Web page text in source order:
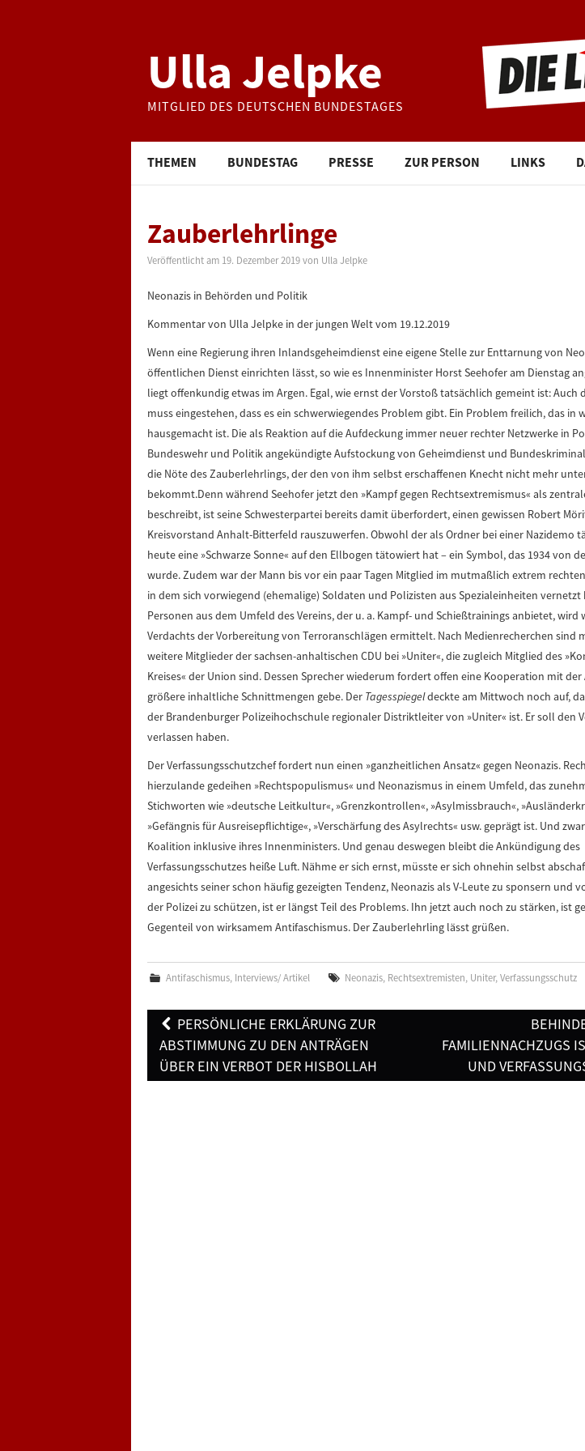
Ulla Jelpke
MITGLIED DES DEUTSCHEN BUNDESTAGES
THEMEN BUNDESTAG PRESSE ZUR PERSON LINKS
Zauberlehrlinge
Veröffentlicht am 19. Dezember 2019 von Ulla Jelpke
Neonazis in Behörden und Politik
Kommentar von Ulla Jelpke in der jungen Welt vom 19.12.2019
Wenn eine Regierung ihren Inlandsgeheimdienst eine eigene Stelle zur Enttarnung von
öffentlichen Dienst einrichten lässt, so wie es Innenminister Horst Seehofer am Dienstag
liegt offenkundig etwas im Argen. Egal, wie ernst der Vorstoß tatsächlich gemeint ist: Auch
muss eingestehen, dass es ein schwerwiegendes Problem gibt. Ein Problem freilich, das in
hausgemacht ist. Die als Reaktion auf die Aufdeckung immer neuer rechter Netzwerke in
Bundeswehr und Politik angekündigte Aufstockung von Geheimdienst und
die Nöte des Zauberlehrlings, der den von ihm selbst erschaffenen Knecht nicht mehr
bekommt.Denn während Seehofer jetzt den »Kampf gegen Rechtsextremismus« als
beschreibt, ist seine Schwesterpartei bereits damit überfordert, einen gewissen Robert
Kreisvorstand Anhalt-Bitterfeld rauszuwerfen. Obwohl der als Ordner bei einer Nazidemo
heute eine »Schwarze Sonne« auf den Ellbogen tätowiert hat – ein Symbol, das 1934 von
wurde. Zudem war der Mann bis vor ein paar Tagen Mitglied im mutmaßlich extrem
in dem sich vorwiegend (ehemalige) Soldaten und Polizisten aus Spezialeinheiten vernetzt
Personen aus dem Umfeld des Vereins, der u. a. Kampf- und Schießtrainings anbietet, wird
Verdachts der Vorbereitung von Terroranschlägen ermittelt. Nach Medienrecherchen sind
weitere Mitglieder der sachsen-anhaltischen CDU bei »Uniter«, die zugleich Mitglied des
Kreises« der Union sind. Dessen Sprecher wiederum fordert offen eine Kooperation mit der
größere inhaltliche Schnittmengen gebe. Der Tagesspiegeldeckte am Mittwoch noch auf,
der Brandenburger Polizeihochschule regionaler Distriktleiter von »Uniter« ist. Er soll den
verlassen haben.
Der Verfassungsschutzchef fordert nun einen »ganzheitlichen Ansatz« gegen Neonazis.
hierzulande gedeihen »Rechtspopulismus« und Neonazismus in einem Umfeld, das
Stichworten wie »deutsche Leitkultur«, »Grenzkontrollen«, »Asylmissbrauch«,
»Gefängnis für Ausreisepflichtige«, »Verschärfung des Asylrechts« usw. geprägt ist. Und
Koalition inklusive ihres Innenministers. Und genau deswegen bleibt die Ankündigung des
Verfassungsschutzes heiße Luft. Nähme er sich ernst, müsste er sich ohnehin selbst
angesichts seiner schon häufig gezeigten Tendenz, Neonazis als V-Leute zu sponsern und
der Polizei zu schützen, ist er längst Teil des Problems. Ihn jetzt auch noch zu stärken, ist
Gegenteil von wirksamem Antifaschismus. Der Zauberlehrling lässt grüßen.
Antifaschismus, Interviews/ Artikel Neonazis, Rechtsextremisten, Uniter,Verfassungsschutz
Post
navigation
PERSÖNLICHE ERKLÄRUNG ZUR
ABSTIMMUNG ZU DEN ANTRÄGEN
ÜBER EIN VERBOT DER HISBOLLAH
FAMILIENNACHZUGS
UND